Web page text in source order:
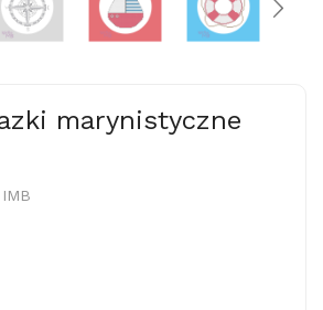
marynistyczne
IMB